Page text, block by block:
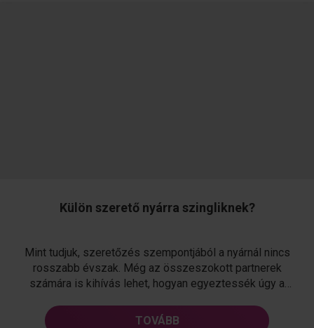
Külön szerető nyárra szingliknek?
Mint tudjuk, szeretőzés szempontjából a nyárnál nincs
rosszabb évszak. Még az összeszokott partnerek
számára is kihívás lehet, hogyan egyeztessék úgy a
egyik visszajön, a másik pont elutazik… Külön szerető
TOVÁBB